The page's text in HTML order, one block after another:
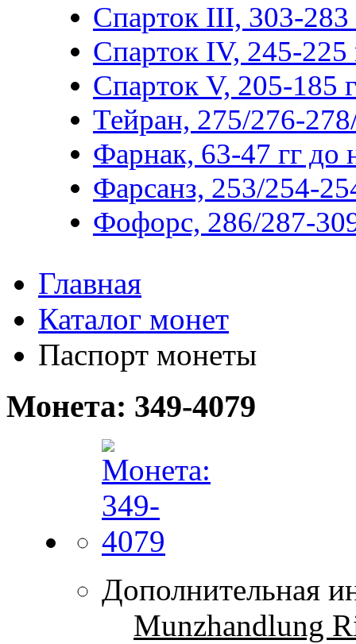
Спарток III, 303-283
Спарток IV, 245-225
Спарток V, 205-185
Тейран, 275/276-
Фарнак, 63-47 гг до
Фарсанз, 253/254-
Фофорс, 286/287-
Главная
Каталог монет
Паспорт монеты
Монета: 349-4079
Дополнительная
Munzhandlung